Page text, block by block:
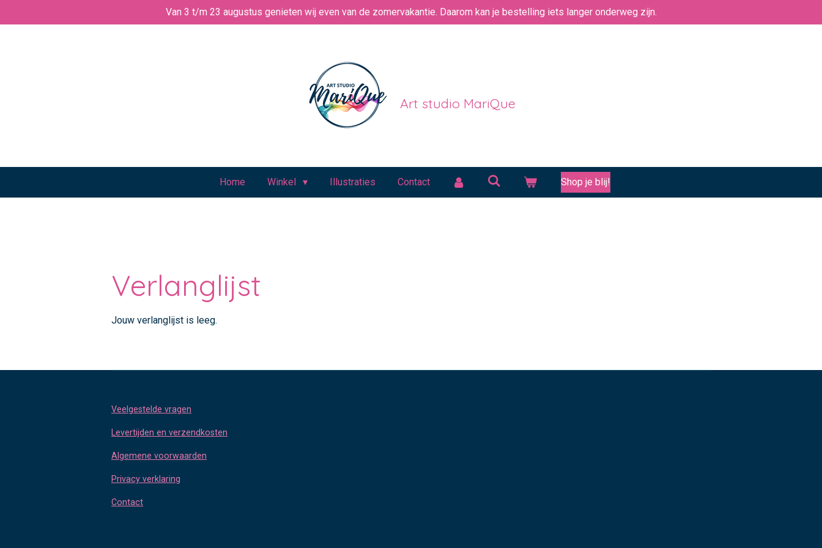
direct
Van 3 t/m 23 augustus genieten wij even van de zomervakantie. Daarom kan je bestelling iets langer onderweg zijn.
Art studio MariQue
Home Winkel Illustraties Contact Shop je blij!
Verlanglijst
Jouw verlanglijst is leeg.
Veelgestelde vragen
Levertijden en verzendkosten
Algemene voorwaarden
Privacy verklaring
Contact